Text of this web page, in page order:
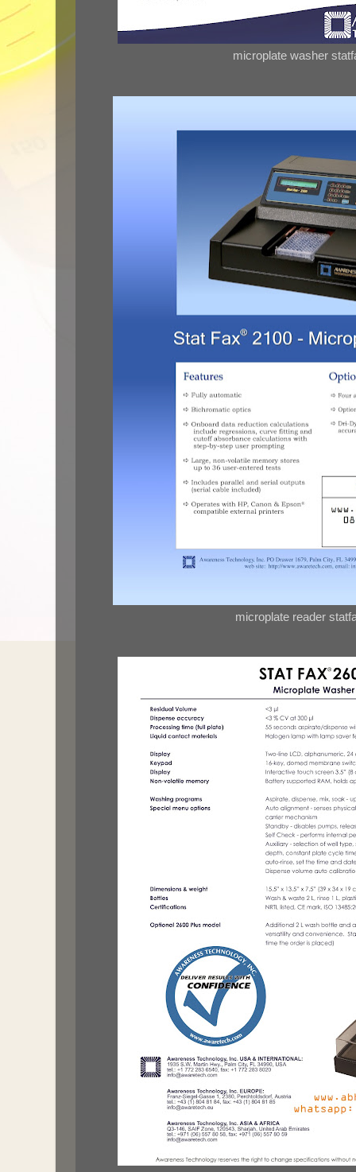
microplate washer
microplate reader